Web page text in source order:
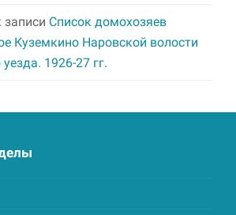
записи Список домохозяев
Куземкино Наровской волости
1926-27 гг.